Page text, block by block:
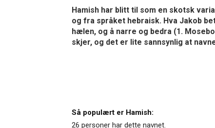
Hamish har blitt til som en skotsk
og fra språket hebraisk. Hva Jakob
hælen, og å narre og bedra (1.
skjer, og det er lite sannsynlig at
Så populært er Hamish:
26 personer har dette navnet.